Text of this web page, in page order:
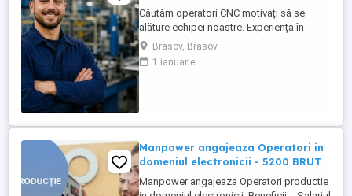
Căutăm operatori CNC motivați să se
alăture echipei noastre. Experiența în
domeniu reprezintă un avantaj. Oferim:
Cazare GRATUITĂ în apartamente complet
utilate; Pachet salarial atractiv; Transport
Brasov, Brasov
1 ianuarie
Manpower angajeaza Operatori in
domeniul electronicii - 5200 BRUT
Manpower angajeaza Operatori productie